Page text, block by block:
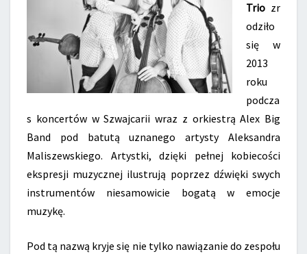
Trio zr
odziło
się w
2013
roku
podcza
s koncertów w Szwajcarii wraz z orkiestrą Alex Big
Band pod batutą uznanego artysty Aleksandra
Maliszewskiego. Artystki, dzięki pełnej kobiecości
ekspresji muzycznej ilustrują poprzez dźwięki swych
instrumentów niesamowicie bogatą w emocje
muzykę.
Pod tą nazwą kryje się nie tylko nawiązanie do zespołu